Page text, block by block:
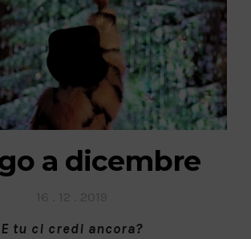
a dicembre
E tu ci credi ancora?